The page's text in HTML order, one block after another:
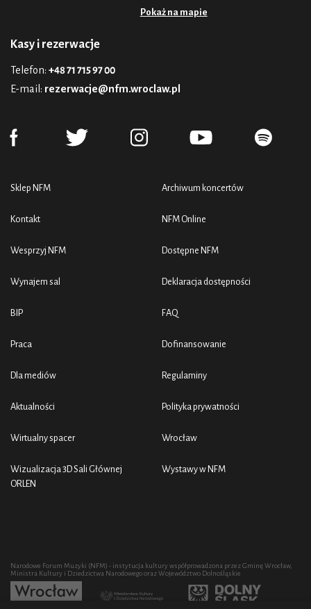
Pokaż na mapie
Kasy i rezerwacje
Telefon: +48 71 715 97 00
E-mail: rezerwacje@nfm.wroclaw.pl
Sklep NFM
Kontakt
Wesprzyj NFM
Wynajem sal
BIP
Praca
Dla mediów
Aktualności
Wirtualny spacer
Wizualizacja 3D Sali Głównej
ORLEN
Archiwum koncertów
NFM Online
Dostępne NFM
Deklaracja dostępności
FAQ
Dofinansowanie
Regulaminy
Polityka prywatności
Wrocław
Wystawy w NFM
Narodowe Forum Muzyki (NFM) - instytucja kultury współprowadzona przez Gminę Wrocław,
Ministra Kultury i Dziedzictwa Narodowego oraz Województwo Dolnośląskie